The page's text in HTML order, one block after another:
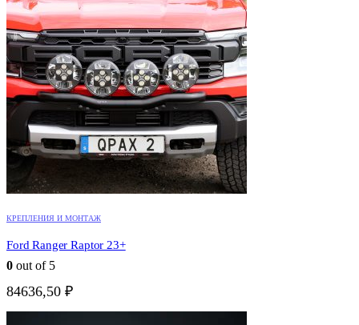
КРЕПЛЕНИЯ И МОНТАЖ
Ford Ranger Raptor 23+
0 out of 5
84636,50 ₽